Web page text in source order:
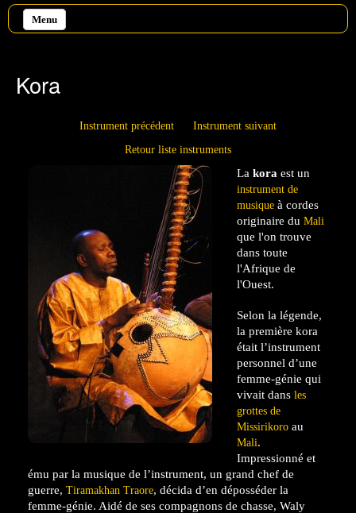
Menu
Kora
Instrument précédent Instrument suivant
Retour liste instruments
La kora est un
instrument de
musiqueà cordes
originaire du Mali
que l'on trouve
dans toute
l'Afrique de
l'Ouest.
Selon la légende,
la première kora
était l’instrument
personnel d’une
femme-génie qui
vivait dans les
grottes de
Missirikoroau
Mali.
Impressionné et
ému par la musique de l’instrument, un grand chef de
guerre, Tiramakhan Traore, décida d’en déposséder la
femme-génie. Aidé de ses compagnons de chasse, Waly